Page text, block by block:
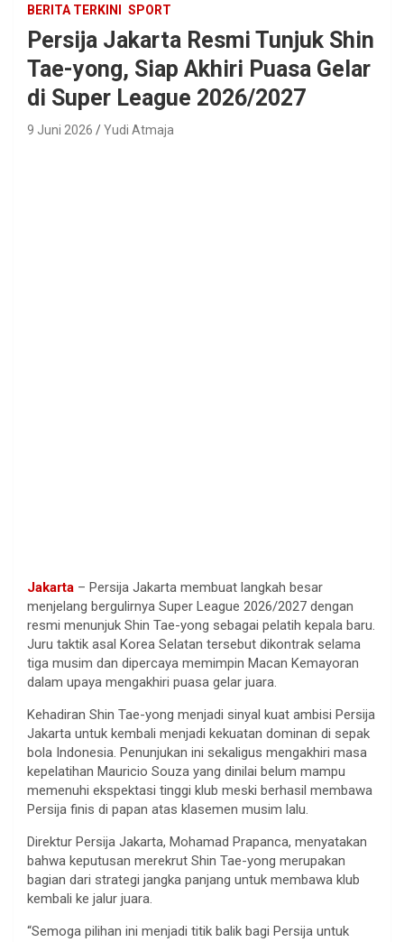
BERITA TERKINI SPORT
Persija Jakarta Resmi Tunjuk Shin
Tae-yong, Siap Akhiri Puasa Gelar
di Super League 2026/2027
9 Juni 2026 Yudi Atmaja
Jakarta – Persija Jakarta membuat langkah besar
menjelang bergulirnya Super League 2026/2027 dengan
resmi menunjuk Shin Tae-yong sebagai pelatih kepala baru.
Juru taktik asal Korea Selatan tersebut dikontrak selama
tiga musim dan dipercaya memimpin Macan Kemayoran
dalam upaya mengakhiri puasa gelar juara.
Kehadiran Shin Tae-yong menjadi sinyal kuat ambisi Persija
Jakarta untuk kembali menjadi kekuatan dominan di sepak
bola Indonesia. Penunjukan ini sekaligus mengakhiri masa
kepelatihan Mauricio Souza yang dinilai belum mampu
memenuhi ekspektasi tinggi klub meski berhasil membawa
Persija finis di papan atas klasemen musim lalu.
Direktur Persija Jakarta, Mohamad Prapanca, menyatakan
bahwa keputusan merekrut Shin Tae-yong merupakan
bagian dari strategi jangka panjang untuk membawa klub
kembali ke jalur juara.
“Semoga pilihan ini menjadi titik balik bagi Persija untuk